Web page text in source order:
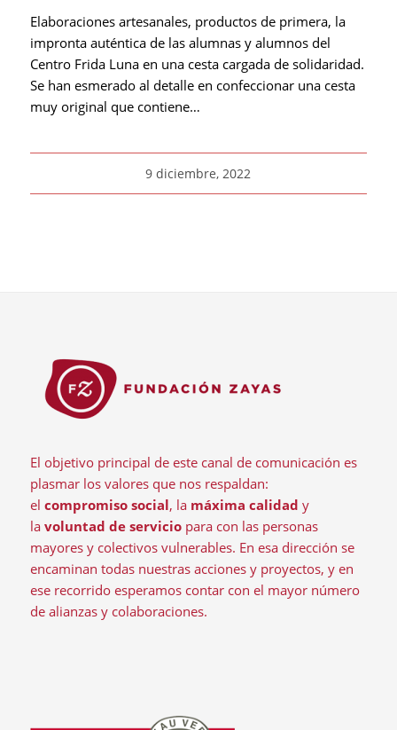
Elaboraciones artesanales, productos de primera, la
impronta auténtica de las alumnas y alumnos del
Centro Frida Luna en una cesta cargada de solidaridad.
Se han esmerado al detalle en confeccionar una cesta
muy original que contiene…
9 diciembre, 2022
El objetivo principal de este canal de comunicación es
plasmar los valores que nos respaldan:
el compromiso social, la máxima calidad y
la voluntad de serviciopara con las personas
mayores y colectivos vulnerables. En esa dirección se
encaminan todas nuestras acciones y proyectos, y en
ese recorrido esperamos contar con el mayor número
de alianzas y colaboraciones.